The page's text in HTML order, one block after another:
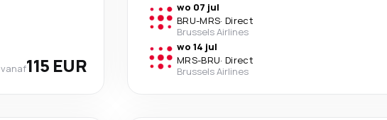
vanaf115 EUR
wo 07 jul
BRU-MRS· Direct
Brussels Airlines
wo 14 jul
MRS-BRU· Direct
Brussels Airlines